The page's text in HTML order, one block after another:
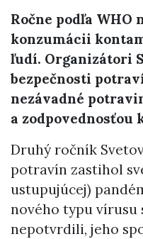
Ročne podľa WHO
konzumácii
ľudí. Organizátori
bezpečnosti
nezávadné
a zodpovednosťou
Druhý ročník
potravín zastihol
ustupujúcej)
nového typu vírusu
nepotvrdili, jeho